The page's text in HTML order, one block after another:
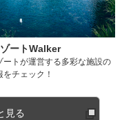
ートWalker
ートが運営する多彩な施設の
をチェック！
見る